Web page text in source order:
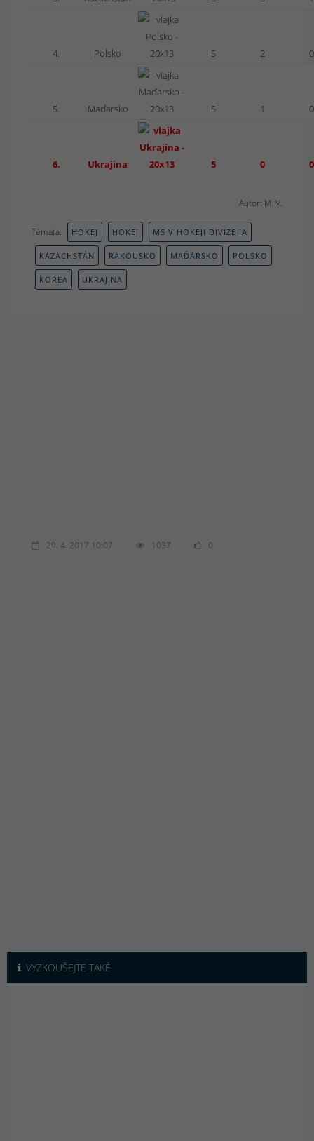
4. Polsko 5 2 0
5. Maďarsko 5 1 0
6. Ukrajina 5 0 0
Autor: M. V.
Témata: HOKEJ HOKEJ MS V HOKEJI DIVIZE IA
KAZACHSTÁN RAKOUSKO MAĎARSKO POLSKO
KOREA UKRAJINA
29. 4. 2017 10:07 1037 0
VYZKOUŠEJTE TAKÉ